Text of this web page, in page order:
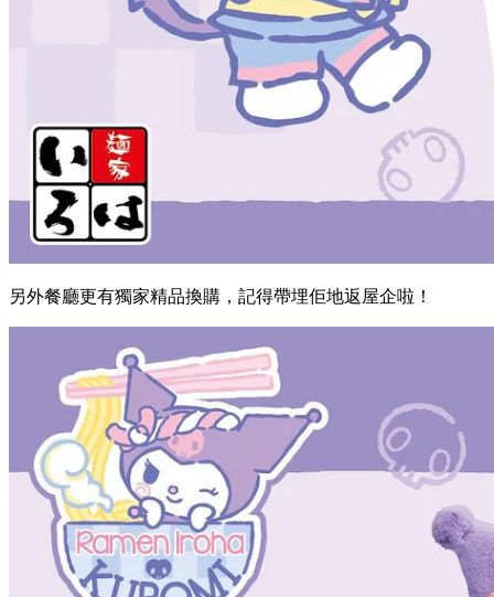
另外餐廳更有獨家精品換購，記得帶埋佢地返屋企啦！